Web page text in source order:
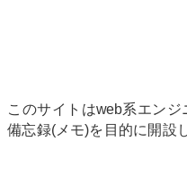
このサイトはweb系エン
備忘録(メモ)を目的に開設